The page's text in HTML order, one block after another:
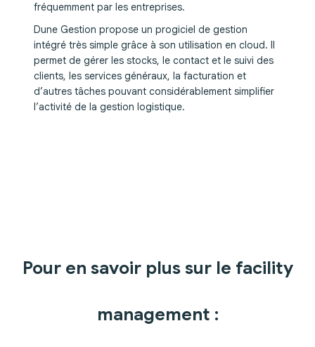
fréquemment par les entreprises.
Dune Gestion propose un progiciel de gestion
intégré très simple grâce à son utilisation en cloud. Il
permet de gérer les stocks, le contact et le suivi des
clients, les services généraux, la facturation et
d’autres tâches pouvant considérablement simplifier
l’activité de la gestion logistique.
Pour en savoir plus sur le facility
management :